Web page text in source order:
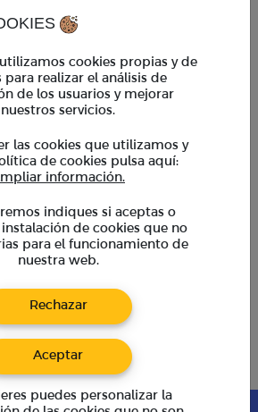
cookies propias y de
para realizar el análisis de
de los usuarios y mejorar
nuestros servicios.
las cookies que utilizamos y
de cookies pulsa aquí:
información.
indiques si aceptas o
instalación de cookies que no
para el funcionamiento de
nuestra web.
Rechazar
Aceptar
puedes personalizar la
Horario regular:
Lun. a Vie. 9am - 6pm
Lun. a Vie. 6pm - 7pm
Sáb. 9am - 2pm
operaciones mayores a $ 5,000
coordinación previa con un asesor
TKambio
Empresas
BeneficiosTK
frecuentes
de divisas
Libro de
reclamaciones